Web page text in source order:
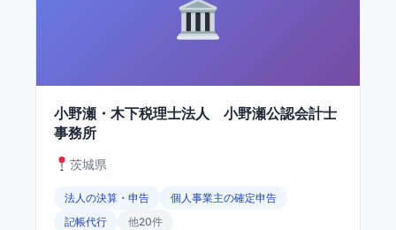
小野瀬・木下税理士法人 小野瀬公認会計士
事務所
茨城県
法人の決算・申告
個人事業主の確定申告
記帳代行
他20件